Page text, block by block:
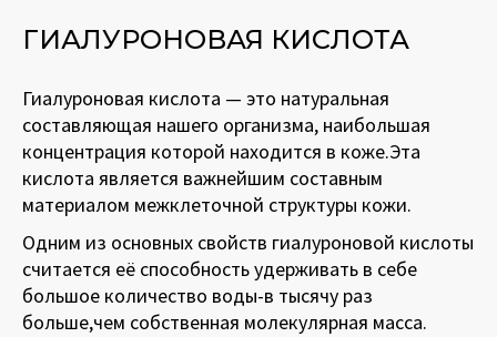
ГИАЛУРОНОВАЯ КИСЛОТА
Гиалуроновая кислота — это натуральная
составляющая нашего организма, наибольшая
концентрация которой находится в коже.Эта
кислота является важнейшим составным
материалом межклеточной структуры кожи.
Одним из основных свойств гиалуроновой кислоты
считается её способность удерживать в себе
большое количество воды-в тысячу раз
больше,чем собственная молекулярная масса.